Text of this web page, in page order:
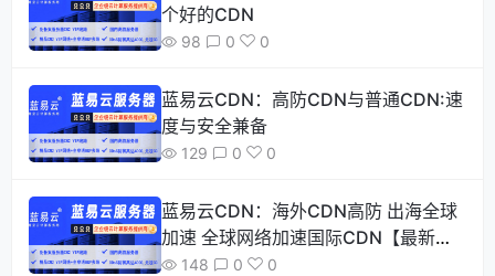
个好的CDN
98 0 0
蓝易云CDN：高防CDN与普通CDN:速
度与安全兼备
129 0 0
蓝易云CDN：海外CDN高防 出海全球
加速 全球网络加速国际CDN【最新
版】148 0 0